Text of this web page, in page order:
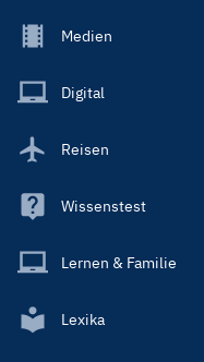
Footer
Main
Medien
Digital
Reisen
Wissenstest
Lernen & Familie
Lexika